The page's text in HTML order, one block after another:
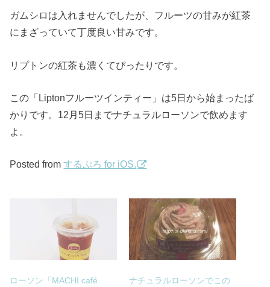
ガムシロは入れませんでしたが、フルーツの甘みが紅茶
にまざっていて丁度良い甘みです。
リプトンの紅茶も濃くてぴったりです。
この「Liptonフルーツインティー」は5日から始まったば
かりです。12月5日までナチュラルローソンで飲めます
よ。
Posted fromするぷろ for iOS.
ローソン「MACHI café
ナチュラルローソンでこの